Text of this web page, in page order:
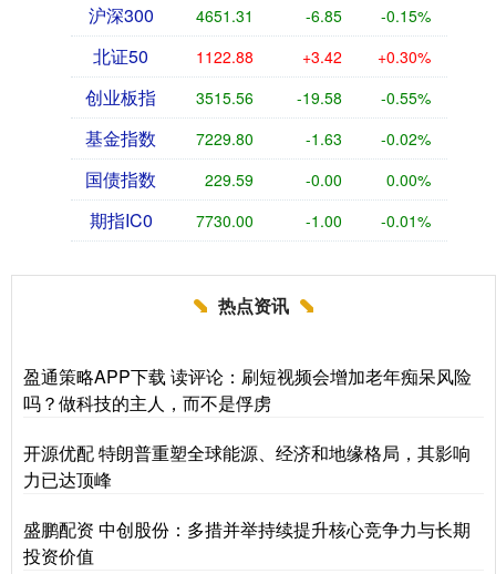
沪深300 4651.31 -6.85 -0.15%
北证50 1122.88 +3.42 +0.30%
创业板指 3515.56 -19.58 -0.55%
基金指数 7229.80 -1.63 -0.02%
国债指数 229.59 -0.00 0.00%
期指IC0 7730.00 -1.00 -0.01%
热点资讯
盈通策略APP下载 读评论：刷短视频会增加老年痴呆风险
吗？做科技的主人，而不是俘虏
开源优配 特朗普重塑全球能源、经济和地缘格局，其影响
力已达顶峰
盛鹏配资 中创股份：多措并举持续提升核心竞争力与长期
投资价值